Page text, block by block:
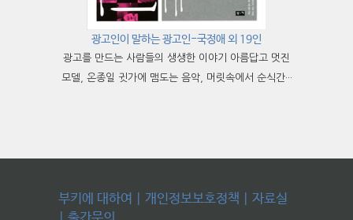
광고인이 말하는 광고인-국정애 외 19인
광고를 만드는 사람들의 생생한 이야기 아름답고 멋진
모델, 온종일 귓가에 맴도는 음악, 머릿속에서 순식간···
부키에 대하여 개인정보보호정책
자료실